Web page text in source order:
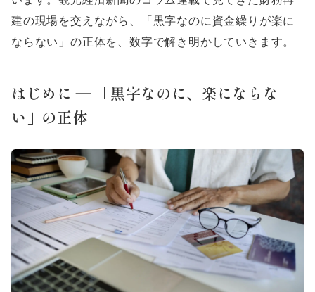
建の現場を交えながら、「黒字なのに資金繰りが楽に
ならない」の正体を、数字で解き明かしていきます。
はじめに ― 「黒字なのに、楽にならな
い」の正体